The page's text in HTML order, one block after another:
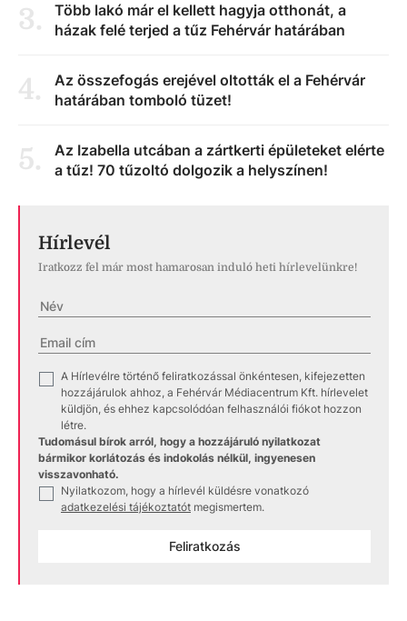
3.
Több lakó már el kellett hagyja otthonát, a
házak felé terjed a tűz Fehérvár határában
4.
Az összefogás erejével oltották el a Fehérvár
határában tomboló tüzet!
5.
Az Izabella utcában a zártkerti épületeket elérte
a tűz! 70 tűzoltó dolgozik a helyszínen!
Hírlevél
Iratkozz fel már most hamarosan induló heti hírlevelünkre!
A Hírlevélre történő feliratkozással önkéntesen, kifejezetten
hozzájárulok ahhoz, a Fehérvár Médiacentrum Kft. hírlevelet
küldjön, és ehhez kapcsolódóan felhasználói fiókot hozzon
létre.
Tudomásul bírok arról, hogy a hozzájáruló nyilatkozat
bármikor korlátozás és indokolás nélkül, ingyenesen
visszavonható.
Nyilatkozom, hogy a hírlevél küldésre vonatkozó
adatkezelési tájékoztatót megismertem.
Feliratkozás